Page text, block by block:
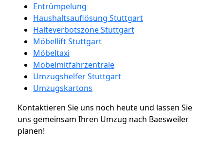
Entrümpelung
Haushaltsauflösung Stuttgart
Halteverbotszone Stuttgart
Möbellift Stuttgart
Möbeltaxi
Möbelmitfahrzentrale
Umzugshelfer Stuttgart
Umzugskartons
Kontaktieren Sie uns noch heute und lassen Sie
uns gemeinsam Ihren Umzug nach Baesweiler
planen!